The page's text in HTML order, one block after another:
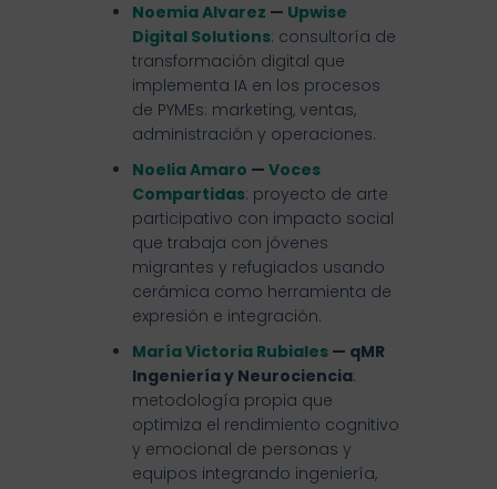
Noemia Alvarez — Upwise
Digital Solutions: consultoría de
transformación digital que
implementa IA en los procesos
de PYMEs: marketing, ventas,
administración y operaciones.
Noelia Amaro — Voces
Compartidas: proyecto de arte
participativo con impacto social
que trabaja con jóvenes
migrantes y refugiados usando
cerámica como herramienta de
expresión e integración.
María Victoria Rubiales — qMR
Ingeniería y Neurociencia:
metodología propia que
optimiza el rendimiento cognitivo
y emocional de personas y
equipos integrando ingeniería,